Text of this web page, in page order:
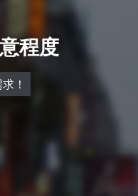
不择土壤，要求排水良好，耐
贫瘠和干旱，忌雨涝积水。植
株强健，管理粗
程度
！